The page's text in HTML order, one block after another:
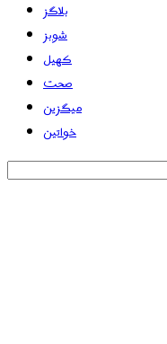
بلاگز
شوبز
کھیل
صحت
میگزین
خواتین